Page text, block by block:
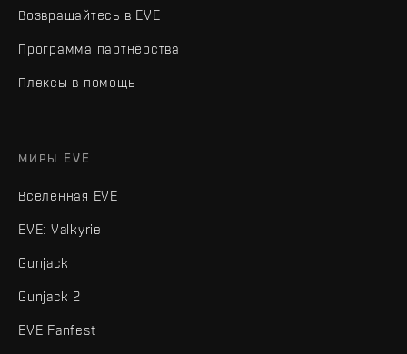
Возвращайтесь в EVE
Программа партнёрства
Плексы в помощь
МИРЫ EVE
Вселенная EVE
EVE: Valkyrie
Gunjack
Gunjack 2
EVE Fanfest